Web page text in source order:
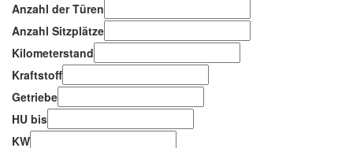
Anzahl der Türen
Anzahl Sitzplätze
Kilometerstand
Kraftstoff
Getriebe
HU bis
KW